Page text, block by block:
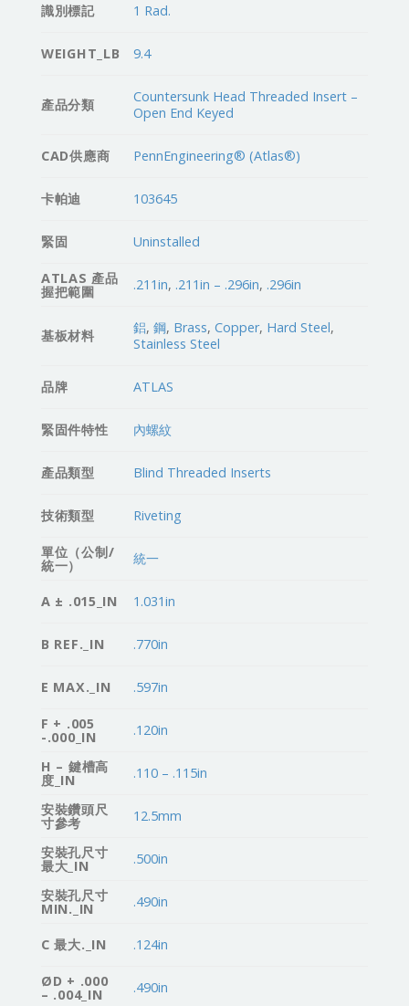
識別標記 1 Rad.
WEIGHT_LB 9.4
產品分類
Countersunk Head Threaded Insert –
Open End Keyed
CAD供應商 PennEngineering® (Atlas®)
卡帕迪 103645
緊固 Uninstalled
ATLAS 產品
握把範圍 .211in, .211in – .296in, .296in
基板材料 鋁,鋼, Brass,Copper, Hard Steel,
Stainless Steel
品牌 ATLAS
緊固件特性 內螺紋
產品類型 Blind Threaded Inserts
技術類型 Riveting
單位（公制/
統一） 統一
A ± .015_IN 1.031in
B REF._IN .770in
E MAX._IN .597in
F + .005
-.000_IN .120in
H – 鍵槽高
度_IN .110 – .115in
安裝鑽頭尺
寸參考 12.5mm
安裝孔尺寸
最大_IN .500in
安裝孔尺寸
MIN._IN .490in
C 最大._IN .124in
ØD + .000
– .004_IN .490in